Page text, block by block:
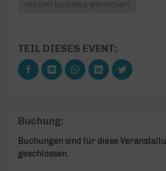
RESSORT BILDUNG & WIRTSCHAFT
TEIL DIESES EVENT:
Buchung:
Buchungen sind für diese
geschlossen.